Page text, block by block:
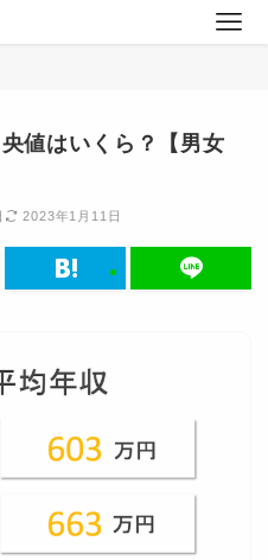
値はいくら？【男女
2023年1月11日